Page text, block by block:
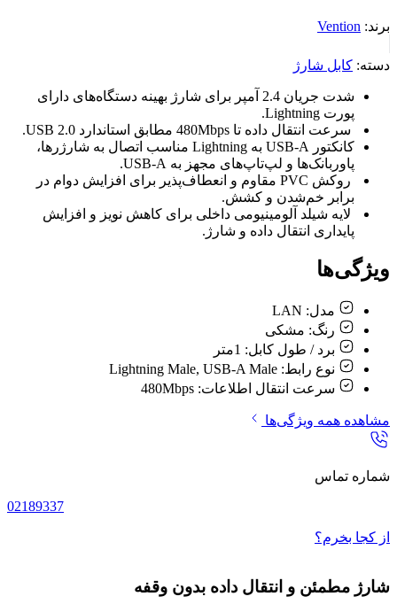
برند: Vention
دسته: کابل شارژ
شدت جریان 2.4 آمپر برای شارژ بهینه دستگاه‌های دارای
پورت Lightning.
سرعت انتقال داده تا 480Mbps مطابق استاندارد USB 2.0.
کانکتور USB-A به Lightning مناسب اتصال به شارژرها،
پاوربانک‌ها و لپ‌تاپ‌های مجهز به USB-A.
روکش PVC مقاوم و انعطاف‌پذیر برای افزایش دوام در
برابر خم‌شدن و کشش.
لایه شیلد آلومینیومی داخلی برای کاهش نویز و افزایش
پایداری انتقال داده و شارژ.
ویژگی‌ها
مدل: LAN
رنگ: مشکی
برد / طول کابل: 1متر
نوع رابط: Lightning Male, USB-A Male
سرعت انتقال اطلاعات: 480Mbps
مشاهده همه ویژگی‌ها
شماره تماس
02189337
از کجا بخرم؟
شارژ مطمئن و انتقال داده بدون وقفه